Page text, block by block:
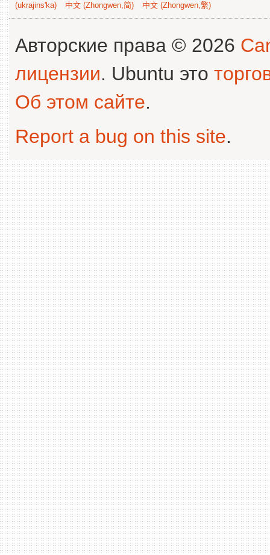
(ukrajins'ka)
中文 (Zhongwen,简) 中文 (Zhongwen,繁)
Авторские права © 2026
лицензии. Ubuntu это
Об этом сайте.
Report a bug on this site.